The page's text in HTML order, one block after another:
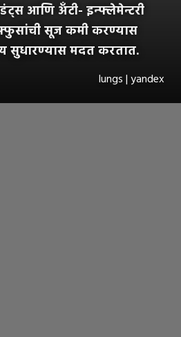
आणि अँटी- इन्फ्लेमेन्टरी
सूज कमी करण्यास
मदत करतात.
lungs | yandex